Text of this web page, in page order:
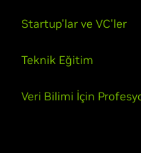
Startup'lar ve VC'ler
Teknik Eğitim
Veri Bilimi İçin